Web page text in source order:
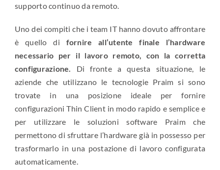
supporto continuo da remoto.
Uno dei compiti che i team IT hanno dovuto affrontare
è quello di fornire all’utente finale l’hardware
necessario per il lavoro remoto, con la corretta
configurazione.
Di fronte a questa situazione, le
aziende che utilizzano le tecnologie Praim si sono
trovate in una posizione ideale per fornire
configurazioni Thin Client in modo rapido e semplice e
per utilizzare le soluzioni software Praim che
permettono di sfruttare l’hardware già in possesso per
trasformarlo in una postazione di lavoro configurata
automaticamente.